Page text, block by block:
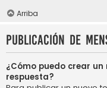
Arriba
Publicación de
¿Cómo puedo crear
respuesta?